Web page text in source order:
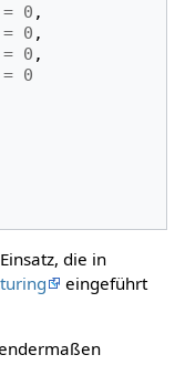
= 0 ,
= 0 ,
= 0 ,
= 0
die in
eingeführt